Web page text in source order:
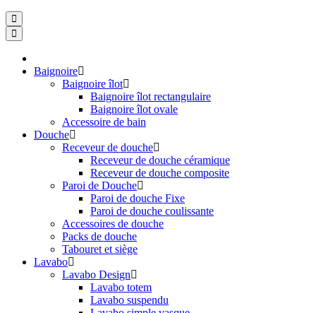
Baignoire
Baignoire îlot
Baignoire îlot rectangulaire
Baignoire îlot ovale
Accessoire de bain
Douche
Receveur de douche
Receveur de douche céramique
Receveur de douche composite
Paroi de Douche
Paroi de douche Fixe
Paroi de douche coulissante
Accessoires de douche
Packs de douche
Tabouret et siège
Lavabo
Lavabo Design
Lavabo totem
Lavabo suspendu